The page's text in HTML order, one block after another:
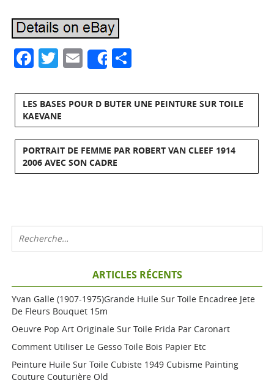
Facebook
Twitter
Email
Share
LES BASES POUR D BUTER UNE PEINTURE SUR TOILE
KAEVANE
PORTRAIT DE FEMME PAR ROBERT VAN CLEEF 1914
2006 AVEC SON CADRE
ARTICLES RÉCENTS
Yvan Galle (1907-1975)grande Huile Sur Toile Encadree Jete
De Fleurs Bouquet 15m
Oeuvre Pop Art Originale Sur Toile Frida Par Caronart
Comment Utiliser Le Gesso Toile Bois Papier Etc
Peinture Huile Sur Toile Cubiste 1949 Cubisme Painting
Couture Couturière Old